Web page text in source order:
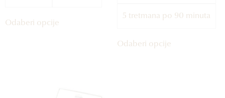
Odaberi opcije
5 tretmana po 90 minuta
Odaberi opcije